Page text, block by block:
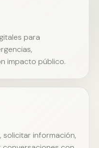
para
impacto público.
información,